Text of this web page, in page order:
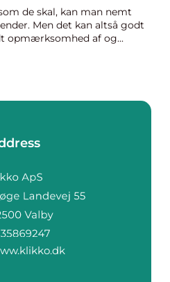
de skal, kan man nemt
Men det kan altså godt
opmærksomhed af og...